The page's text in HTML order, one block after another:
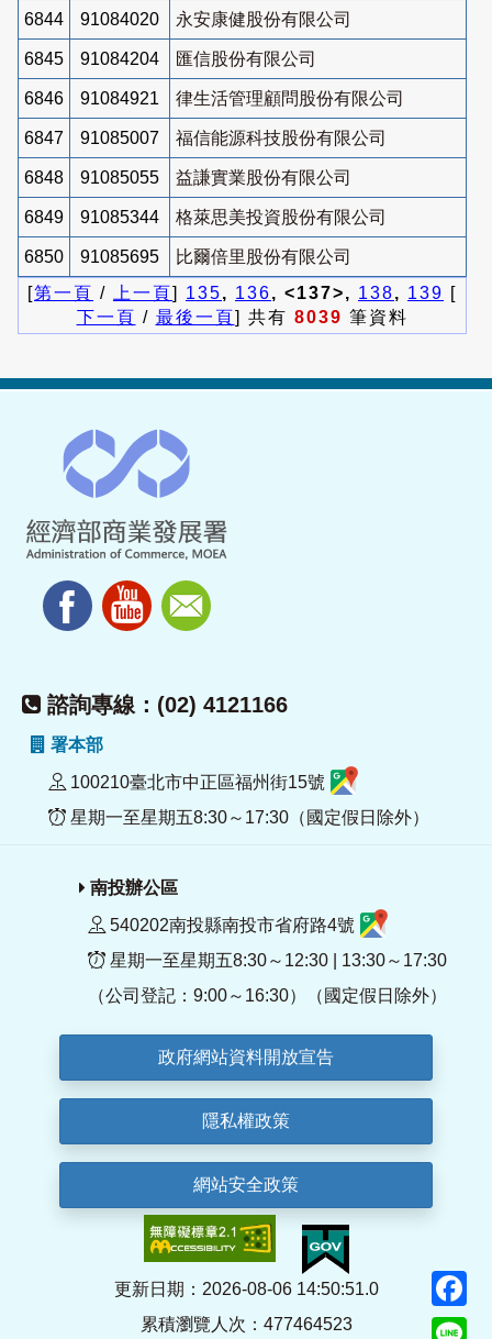
6844 91084020 永安康健股份有限公司
6845 91084204 匯信股份有限公司
6846 91084921 律生活管理顧問股份有限公司
6847 91085007 福信能源科技股份有限公司
6848 91085055 益謙實業股份有限公司
6849 91085344 格萊思美投資股份有限公司
6850 91085695
比爾倍里股份有限公司
[第一頁 / 上一頁] 135, 136, <137>, 138, 139 [
下一頁 / 最後一頁] 共有 8039 筆資料
諮詢專線：(02) 4121166
署本部
100210臺北市中正區福州街15號
星期一至星期五8:30～17:30（國定假日除外）
南投辦公區
540202南投縣南投市省府路4號
星期一至星期五8:30～12:30 | 13:30～17:30
（公司登記：9:00～16:30）（國定假日除外）
政府網站資料開放宣告
隱私權政策
網站安全政策
更新日期：2026-08-06 14:50:51.0
累積瀏覽人次：477464523